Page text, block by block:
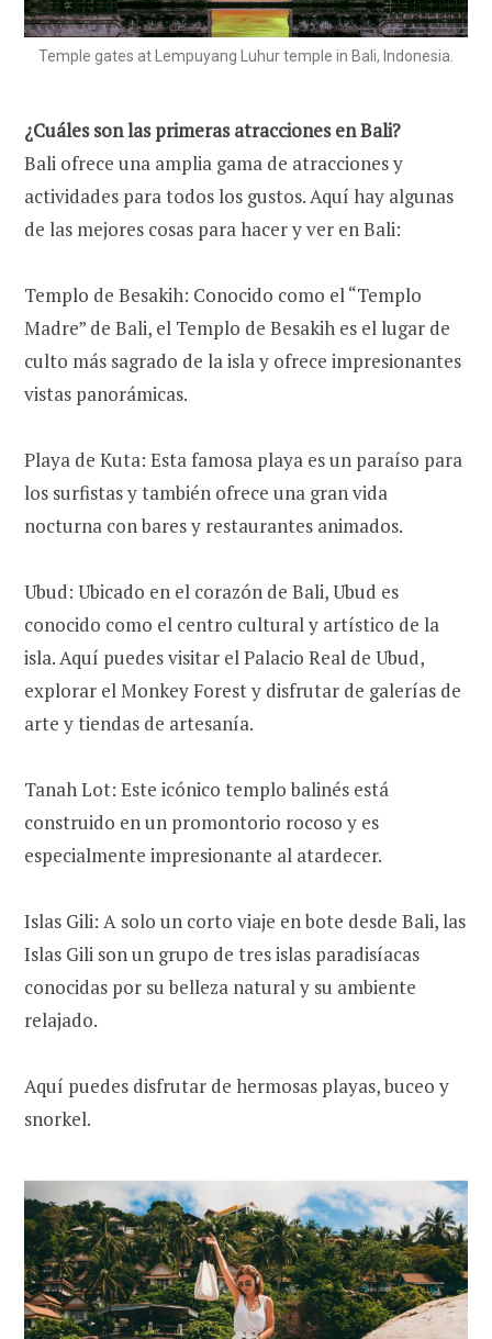
Temple gates at Lempuyang Luhur temple in Bali, Indonesia.
¿Cuáles son las primeras atracciones en Bali?
Bali ofrece una amplia gama de atracciones y
actividades para todos los gustos. Aquí hay algunas
de las mejores cosas para hacer y ver en Bali:
Templo de Besakih: Conocido como el “Templo
Madre” de Bali, el Templo de Besakih es el lugar de
culto más sagrado de la isla y ofrece impresionantes
vistas panorámicas.
Playa de Kuta: Esta famosa playa es un paraíso para
los surfistas y también ofrece una gran vida
nocturna con bares y restaurantes animados.
Ubud: Ubicado en el corazón de Bali, Ubud es
conocido como el centro cultural y artístico de la
isla. Aquí puedes visitar el Palacio Real de Ubud,
explorar el Monkey Forest y disfrutar de galerías de
arte y tiendas de artesanía.
Tanah Lot: Este icónico templo balinés está
construido en un promontorio rocoso y es
especialmente impresionante al atardecer.
Islas Gili: A solo un corto viaje en bote desde Bali, las
Islas Gili son un grupo de tres islas paradisíacas
conocidas por su belleza natural y su ambiente
relajado.
Aquí puedes disfrutar de hermosas playas, buceo y
snorkel.